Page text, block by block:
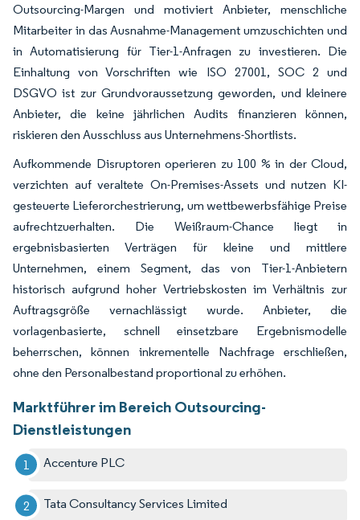
Outsourcing-Margen und motiviert Anbieter, menschliche
Mitarbeiter in das Ausnahme-Management umzuschichten und
in Automatisierung für Tier-1-Anfragen zu investieren. Die
Einhaltung von Vorschriften wie ISO 27001, SOC 2 und
DSGVO ist zur Grundvoraussetzung geworden, und kleinere
Anbieter, die keine jährlichen Audits finanzieren können,
riskieren den Ausschluss aus Unternehmens-Shortlists.
Aufkommende Disruptoren operieren zu 100 % in der Cloud,
verzichten auf veraltete On-Premises-Assets und nutzen KI-
gesteuerte Lieferorchestrierung, um wettbewerbsfähige Preise
aufrechtzuerhalten. Die Weißraum-Chance liegt in
ergebnisbasierten Verträgen für kleine und mittlere
Unternehmen, einem Segment, das von Tier-1-Anbietern
historisch aufgrund hoher Vertriebskosten im Verhältnis zur
Auftragsgröße vernachlässigt wurde. Anbieter, die
vorlagenbasierte, schnell einsetzbare Ergebnismodelle
beherrschen, können inkrementelle Nachfrage erschließen,
ohne den Personalbestand proportional zu erhöhen.
Marktführer im Bereich Outsourcing-
Dienstleistungen
Accenture PLC
Tata Consultancy Services Limited